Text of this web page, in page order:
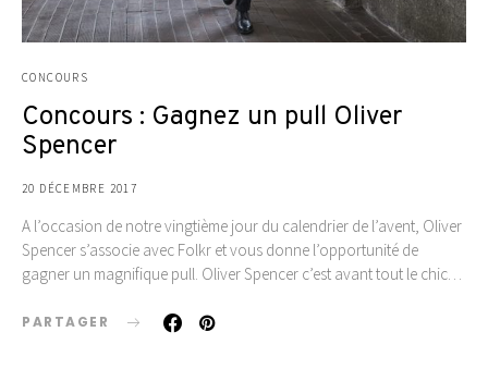
CONCOURS
Concours : Gagnez un pull Oliver
Spencer
20 DÉCEMBRE 2017
A l’occasion de notre vingtième jour du calendrier de l’avent, Oliver
Spencer s’associe avec Folkr et vous donne l’opportunité de
gagner un magnifique pull. Oliver Spencer c’est avant tout le chic…
PARTAGER